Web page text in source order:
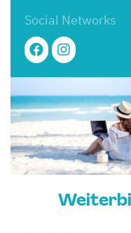
Social Networks